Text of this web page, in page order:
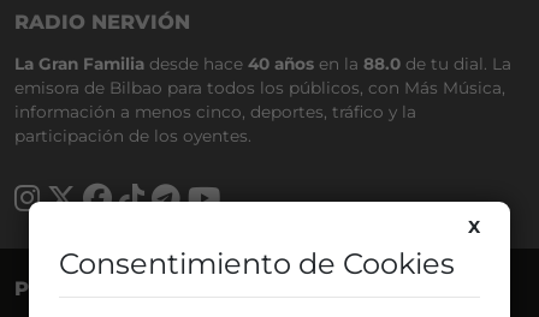
RADIO NERVIÓN
La Gran Familia desde hace 40 años en la 88.0 de tu dial. La
emisora de Bilbao para todos los públicos, con Más Música,
información a menos cinco, deportes, tráfico y la
participación de los oyentes.
PROGRAMAS
X
Consentimiento de Cookies